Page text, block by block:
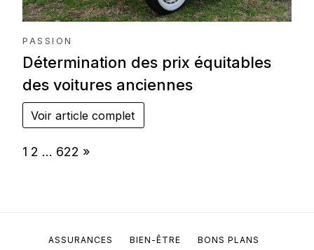
PASSION
Détermination des prix équitables
des voitures anciennes
Voir article complet
Page:
1 2 … 622 Next
»
ASSURANCES BIEN-ÊTRE BONS PLANS